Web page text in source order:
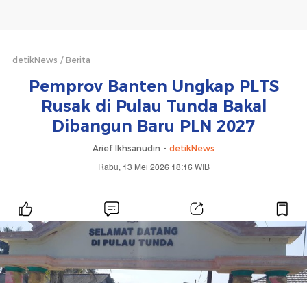
detikNews Berita
Pemprov Banten Ungkap PLTS
Rusak di Pulau Tunda Bakal
Dibangun Baru PLN 2027
Arief Ikhsanudin - detikNews
Rabu, 13 Mei 2026 18:16 WIB